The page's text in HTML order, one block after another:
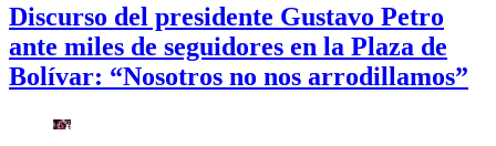
Discurso del presidente Gustavo Petro
ante miles de seguidores en la Plaza de
Bolívar: “Nosotros no nos arrodillamos”